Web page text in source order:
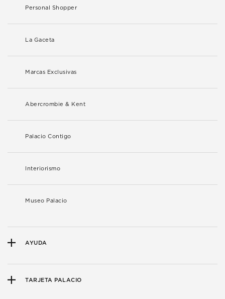
Personal Shopper
La Gaceta
Marcas Exclusivas
Abercrombie & Kent
Palacio Contigo
Interiorismo
Museo Palacio
AYUDA
TARJETA PALACIO